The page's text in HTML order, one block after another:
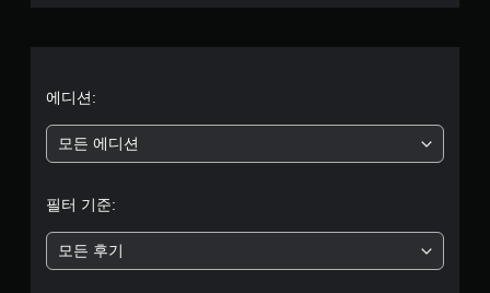
터
개
별
에디션:
모든 에디션
필터 기준:
모든 후기